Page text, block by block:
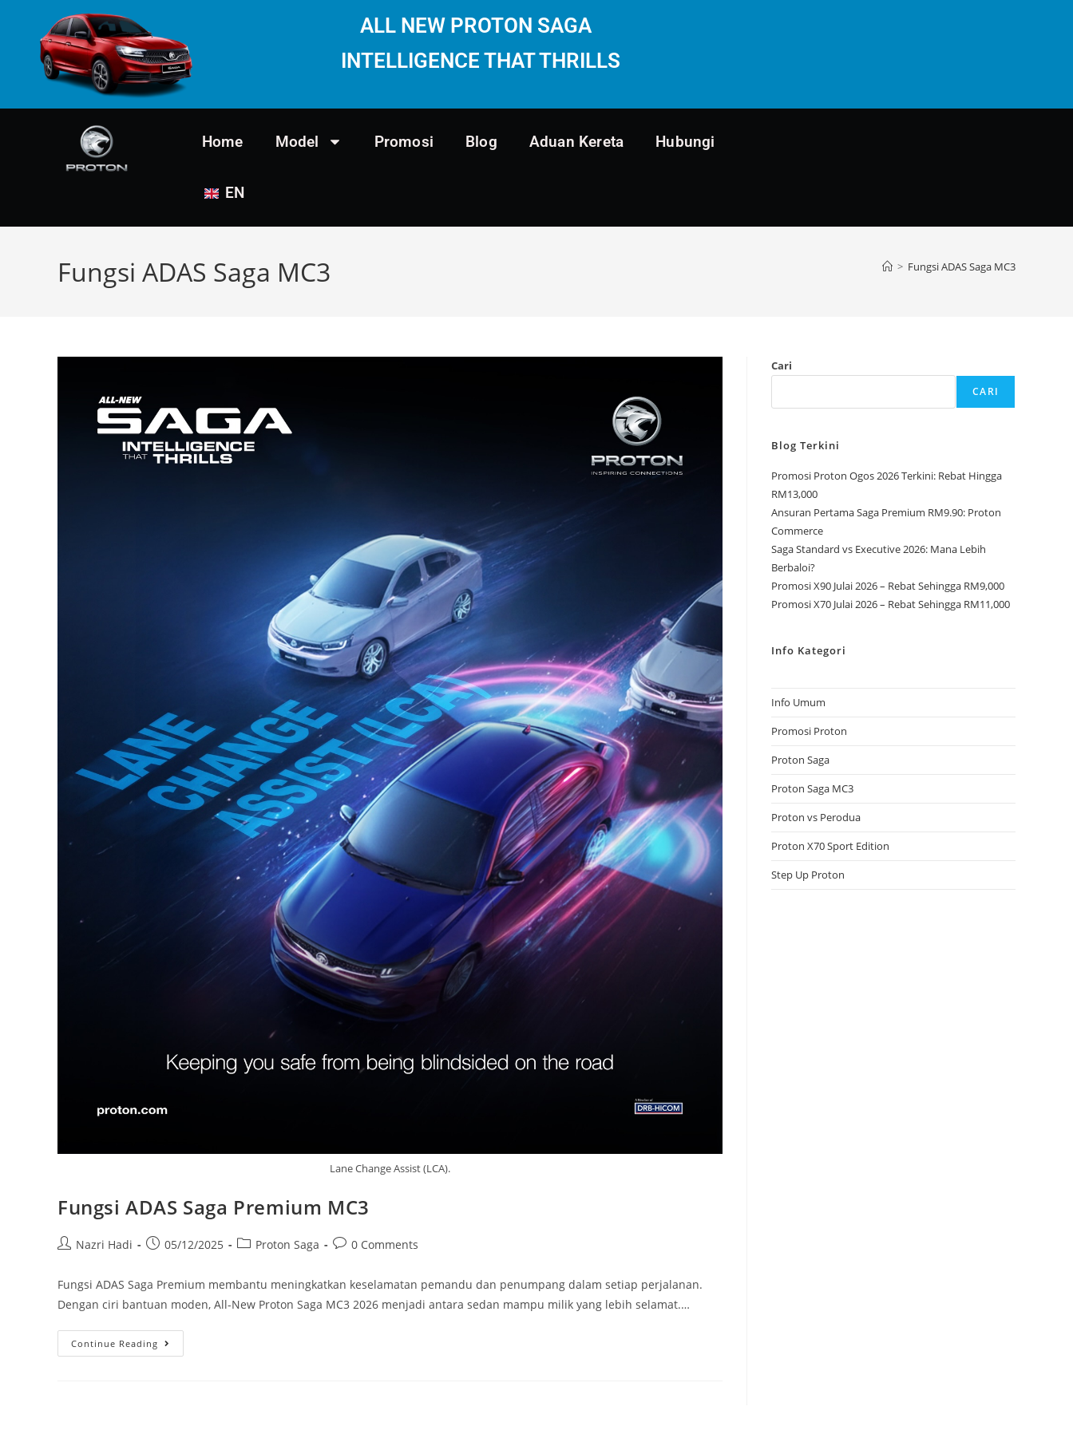
ALL NEW PROTON SAGA
INTELLIGENCE THAT THRILLS
Home Model Promosi Blog Aduan Kereta Hubungi
EN
Fungsi ADAS Saga MC3 > Fungsi ADAS Saga MC3
Lane Change Assist (LCA).
Fungsi ADAS Saga Premium MC3
Nazri Hadi 05/12/2025 Proton Saga 0 Comments
Fungsi ADAS Saga Premium membantu meningkatkan keselamatan pemandu dan penumpang dalam setiap perjalanan.
Dengan ciri bantuan moden, All-New Proton Saga MC3 2026 menjadi antara sedan mampu milik yang lebih selamat.…
Continue Reading
Cari
CARI
Blog Terkini
Promosi Proton Ogos 2026 Terkini: Rebat Hingga
RM13,000
Ansuran Pertama Saga Premium RM9.90: Proton
Commerce
Saga Standard vs Executive 2026: Mana Lebih
Berbaloi?
Promosi X90 Julai 2026 – Rebat Sehingga RM9,000
Promosi X70 Julai 2026 – Rebat Sehingga RM11,000
Info Kategori
Info Umum
Promosi Proton
Proton Saga
Proton Saga MC3
Proton vs Perodua
Proton X70 Sport Edition
Step Up Proton